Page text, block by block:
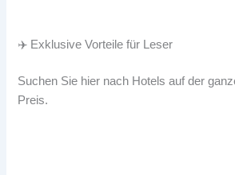
✈️ Exklusive Vorteile für Leser
Suchen Sie hier nach Hotels auf der
Preis.